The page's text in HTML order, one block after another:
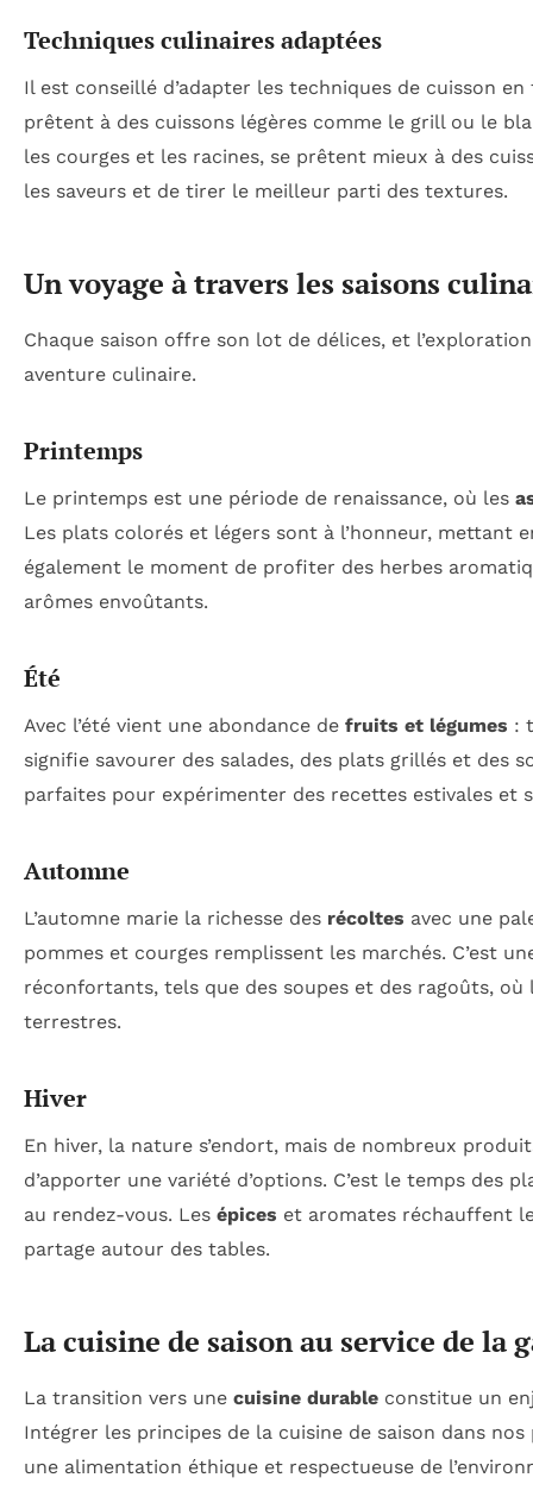
Techniques culinaires adaptées
Il est conseillé d’adapter les techniques de cuisson
prêtent à des cuissons légères comme le grill ou le
les courges et les racines, se prêtent mieux à des
les saveurs et de tirer le meilleur parti des textures.
Un voyage à travers les saisons
Chaque saison offre son lot de délices, et
aventure culinaire.
Printemps
Le printemps est une période de renaissance, où les
Les plats colorés et légers sont à l’honneur, mettant
également le moment de profiter des herbes
arômes envoûtants.
Été
Avec l’été vient une abondance de fruits et légumes :
signifie savourer des salades, des plats grillés et des
parfaites pour expérimenter des recettes estivales et
Automne
L’automne marie la richesse des récoltes avec une
pommes et courges remplissent les marchés. C’est
réconfortants, tels que des soupes et des ragoûts,
terrestres.
Hiver
En hiver, la nature s’endort, mais de nombreux
d’apporter une variété d’options. C’est le temps
au rendez-vous. Les épices et aromates réchauffent
partage autour des tables.
La cuisine de saison au service de la
La transition vers une cuisine durable constitue un
Intégrer les principes de la cuisine de saison dans
une alimentation éthique et respectueuse de